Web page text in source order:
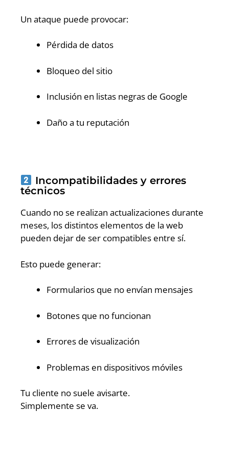
Un ataque puede provocar:
Pérdida de datos
Bloqueo del sitio
Inclusión en listas negras de Google
Daño a tu reputación
Incompatibilidades y errores
técnicos
Cuando no se realizan actualizaciones durante
meses, los distintos elementos de la web
pueden dejar de ser compatibles entre sí.
Esto puede generar:
Formularios que no envían mensajes
Botones que no funcionan
Errores de visualización
Problemas en dispositivos móviles
Tu cliente no suele avisarte.
Simplemente se va.